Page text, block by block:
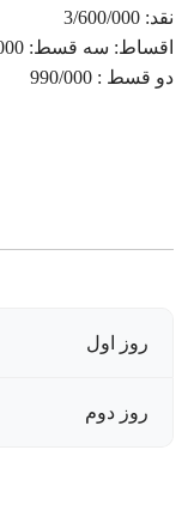
نقد: 3/600/000
اقساط: سه قسط: 1/290/000
دو قسط : 990/000
روز اول
روز دوم